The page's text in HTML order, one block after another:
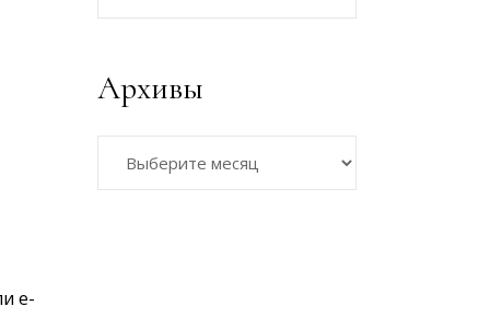
e-
Архивы